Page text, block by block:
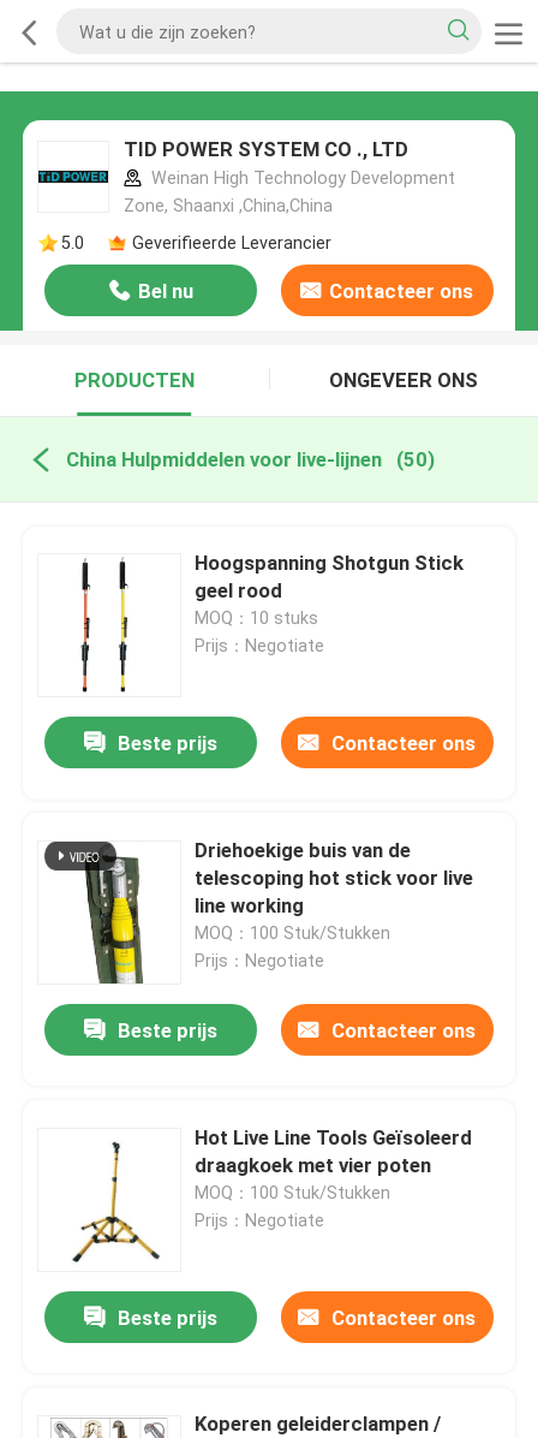
TID POWER SYSTEM CO ., LTD
Weinan High Technology Development
Zone, Shaanxi ,China,China
5.0
Geverifieerde Leverancier
Bel nu Contacteer ons
PRODUCTEN ONGEVEER ONS
China Hulpmiddelen voor live-lijnen (50)
Hoogspanning Shotgun Stick
geel rood
MOQ：10 stuks
Prijs：Negotiate
Beste prijs Contacteer ons
Driehoekige buis van de
telescoping hot stick voor live
line working
MOQ：100 Stuk/Stukken
Prijs：Negotiate
Beste prijs Contacteer ons
Hot Live Line Tools Geïsoleerd
draagkoek met vier poten
MOQ：100 Stuk/Stukken
Prijs：Negotiate
Beste prijs Contacteer ons
Koperen geleiderclampen /